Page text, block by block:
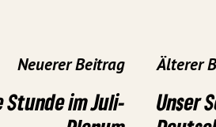
Neuerer Beitrag
im Juli-
Älterer
Unser